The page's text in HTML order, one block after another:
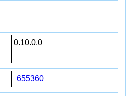
0.10.0.0
655360